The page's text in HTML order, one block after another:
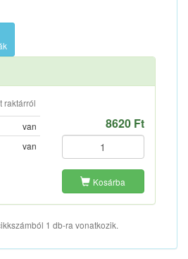
raktárról
van
van
8620 Ft
Kosárba
1 db-ra vonatkozik.